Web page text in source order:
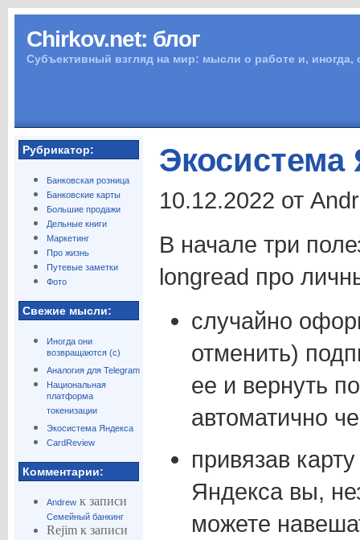
Chirkov.net: блог
Субъективный взгляд на мир: мысли о работе и,
Рубрикатор:
Банковская розница
Банковские карты
Большие продажи
Дельные книги
Маркетинг
Про жизнь
Путевые заметки
Фото
Свежие мысли:
Иногда они
возвращаются (с)
Аналогия для Telegram
Национальная
платформа
токенизации
Экосистема Яндекса
CardReview
Комментарии:
Andrewк записи
Семейный банкинг
Rejimк записи
Экосистема
10.12.2022 от
В начале три
longread про
случайно
отменить)
ее и вернуть
автоматично
привязав
Яндекса вы,
можете